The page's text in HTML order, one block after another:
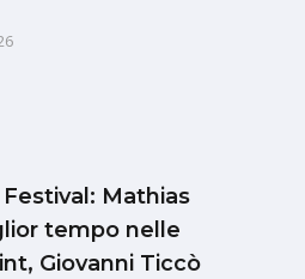
Mathias
tempo nelle
Giovanni Ticcò